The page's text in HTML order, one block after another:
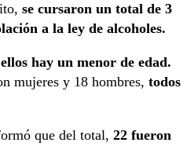
se cursaron un total de 3
a la ley de alcoholes.
hay un menor de edad.
mujeres y 18 hombres, todos
que del total, 22 fueron